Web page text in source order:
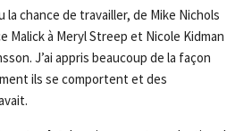
la chance de travailler, de Mike Nichols
Malick à Meryl Streep et Nicole Kidman
J’ai appris beaucoup de la façon
ils se comportent et des